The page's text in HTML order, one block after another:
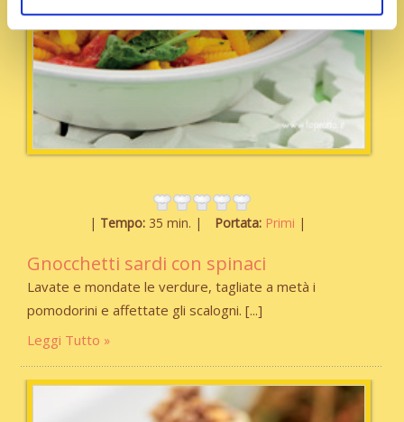
Tempo: 35 min. Portata: Primi
Gnocchetti sardi con spinaci
Lavate e mondate le verdure, tagliate a metà i
pomodorini e affettate gli scalogni.
Leggi Tutto